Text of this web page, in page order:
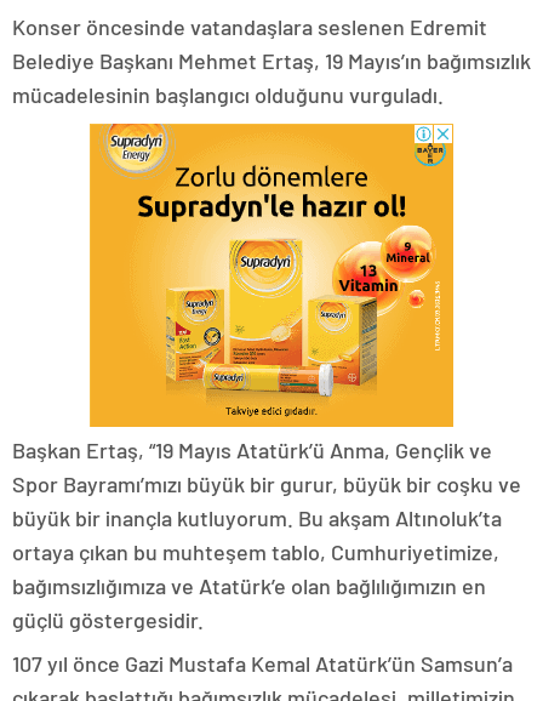
Konser öncesinde vatandaşlara seslenen Edremit
Belediye Başkanı Mehmet Ertaş, 19 Mayıs’ın bağımsızlık
mücadelesinin başlangıcı olduğunu vurguladı.
Başkan Ertaş, “19 Mayıs Atatürk’ü Anma, Gençlik ve
Spor Bayramı’mızı büyük bir gurur, büyük bir coşku ve
büyük bir inançla kutluyorum. Bu akşam Altınoluk’ta
ortaya çıkan bu muhteşem tablo, Cumhuriyetimize,
bağımsızlığımıza ve Atatürk’e olan bağlılığımızın en
güçlü göstergesidir.
107 yıl önce Gazi Mustafa Kemal Atatürk’ün Samsun’a